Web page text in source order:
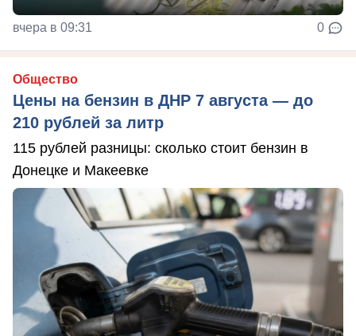
вчера в 09:31 0
Общество
Цены на бензин в ДНР 7 августа — до
210 рублей за литр
115 рублей разницы: сколько стоит бензин в
Донецке и Макеевке